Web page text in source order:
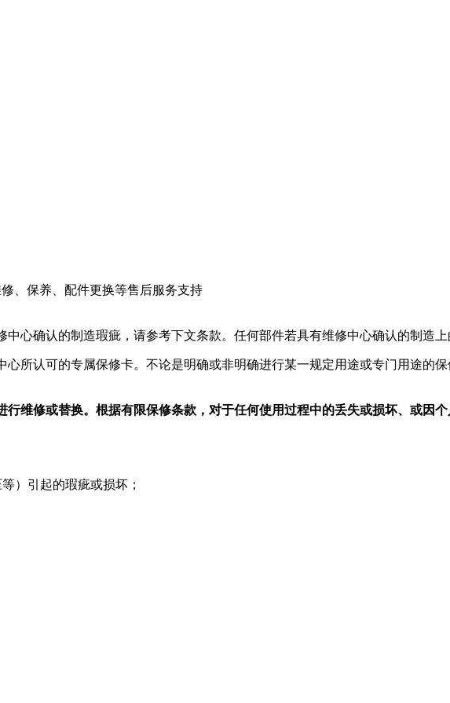
、保养、配件更换等售后服务支持
心确认的制造瑕疵，请参考下文条款。任何部件若具有维修中心确认的制造上
所认可的专属保修卡。不论是明确或非明确进行某一规定用途或专门用途的
维修或替换。根据有限保修条款，对于任何使用过程中的丢失或损坏、或因
）引起的瑕疵或损坏；